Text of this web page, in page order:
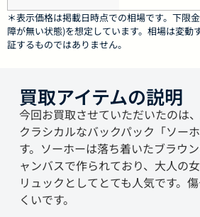
＊表示価格は掲載日時点での相場です。下限
障が無い状態)を想定しています。相場は変動
証するものではありません。
買取アイテムの説明
今回お買取させていただいたのは
クラシカルなバックパック「ソー
す。ソーホーは落ち着いたブラウ
ャンバスで作られており、大人の
リュックとしてとても人気です。
くいです。